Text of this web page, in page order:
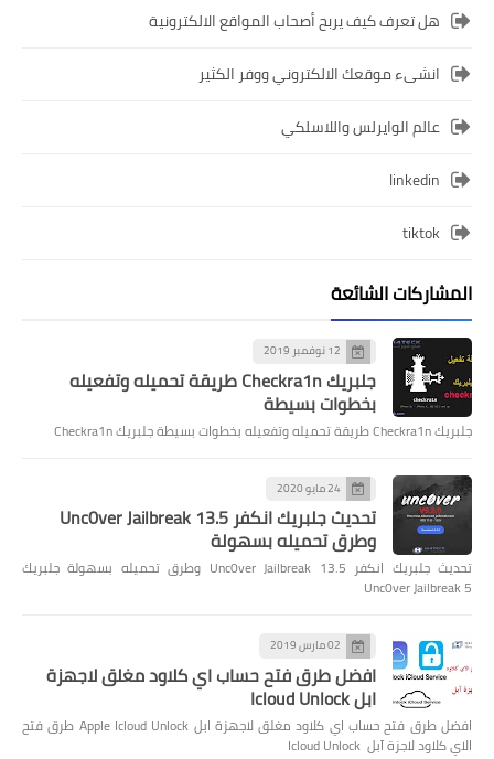
هل تعرف كيف يربح أصحاب المواقع الالكترونية
انشىء موقعك الالكتروني ووفر الكثير
عالم الوايرلس واللاسلكي
linkedin
tiktok
المشاركات الشائعة
12 نوفمبر 2019
جلبريك Checkra1n طريقة تحميله وتفعيله
بخطوات بسيطة
جلبريك Checkra1n طريقة تحميله وتفعيله بخطوات بسيطة جلبريك Checkra1n
24 مايو 2020
تحديث جلبريك انكفر Unc0ver Jailbreak 13.5
وطرق تحميله بسهولة
تحديث جلبريك انكفر Unc0ver Jailbreak 13.5 وطرق تحميله بسهولة جلبريك
Unc0ver Jailbreak 5
02 مارس 2019
افضل طرق فتح حساب اي كلاود مغلق لاجهزة
ابل Icloud Unlock
افضل طرق فتح حساب اي كلاود مغلق لاجهزة ابل Apple Icloud Unlock طرق فتح
الاي كلاود لاجزة آبل Icloud Unlock